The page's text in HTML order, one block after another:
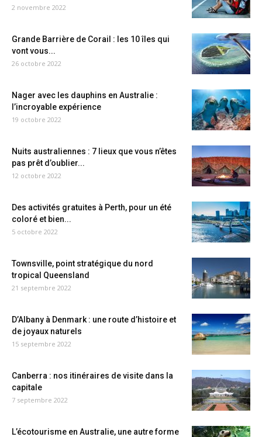
2 novembre 2022
Grande Barrière de Corail : les 10 îles qui
vont vous...
26 octobre 2022
Nager avec les dauphins en Australie :
l’incroyable expérience
19 octobre 2022
Nuits australiennes : 7 lieux que vous n’êtes
pas prêt d’oublier...
12 octobre 2022
Des activités gratuites à Perth, pour un été
coloré et bien...
5 octobre 2022
Townsville, point stratégique du nord
tropical Queensland
21 septembre 2022
D’Albany à Denmark : une route d’histoire et
de joyaux naturels
15 septembre 2022
Canberra : nos itinéraires de visite dans la
capitale
7 septembre 2022
L’écotourisme en Australie, une autre forme